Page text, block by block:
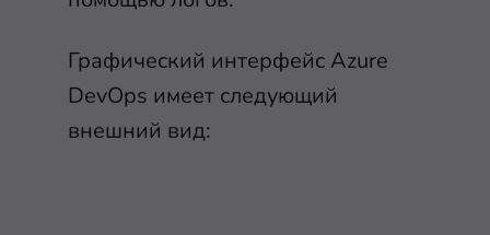
Графический интерфейс Azure
DevOps имеет следующий
внешний вид: